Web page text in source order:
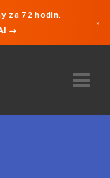
za 72 hodin.
→
×
Angličtina